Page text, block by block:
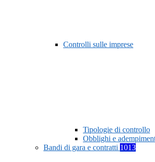
Controlli sulle imprese
Tipologie di controllo
Obblighi e
Bandi di gara e contratti 1013